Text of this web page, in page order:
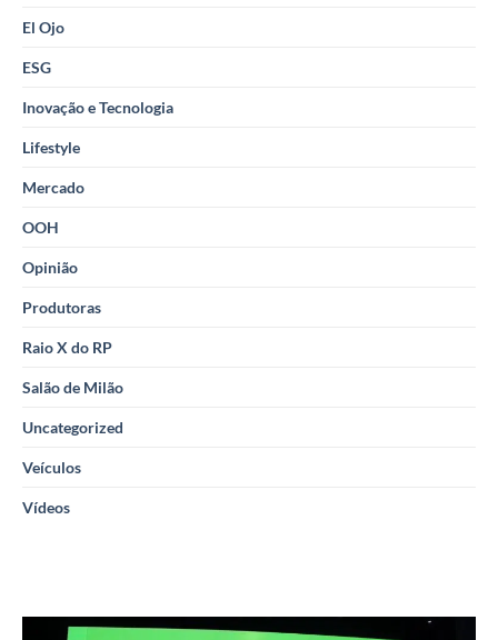
El Ojo
ESG
Inovação e Tecnologia
Lifestyle
Mercado
OOH
Opinião
Produtoras
Raio X do RP
Salão de Milão
Uncategorized
Veículos
Vídeos